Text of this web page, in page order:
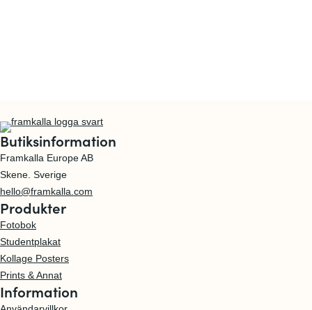
Butiksinformation
Framkalla Europe AB
Skene. Sverige
hello@framkalla.com
Produkter
Fotobok
Studentplakat
Kollage Posters
Prints & Annat
Information